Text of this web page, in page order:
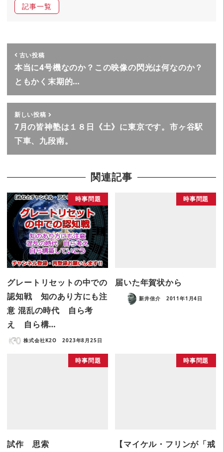
記事一覧
古い投稿
本当に4号機なのか？この映像の閃光は何なのか？
ともかく末期的…
新しい投稿
7月の皆神塾は１８日《土》に東京です。市ヶ谷駅
下車、九段南。
関連記事
時事問題
グレートリセットの中での
認知戦 知のあり方にも注
意 混乱の時代 自ら考
え 自ら構…
株式会社K2O 2023年8月25日
時事問題
届いた年賀状から
新井信介 2011年1月4日
時事問題
試作 思索
時事問題
【マイケル・フリンが「戒